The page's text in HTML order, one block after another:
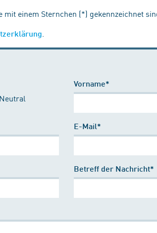
einem Sternchen (*) gekennzeichnet
Neutral
Vorname*
E-Mail*
Betreff der Nachricht*